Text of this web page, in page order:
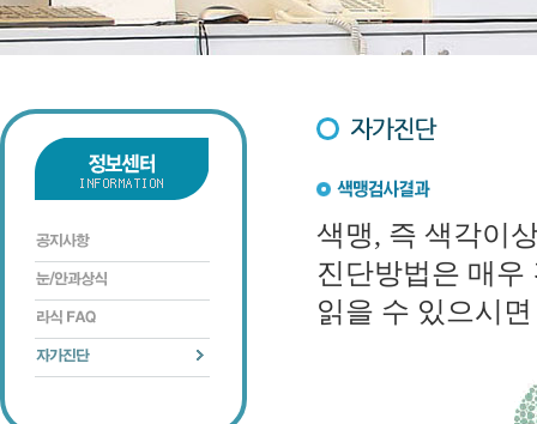
색맹, 즉 색각이
진단방법은 매우
읽을 수 있으시